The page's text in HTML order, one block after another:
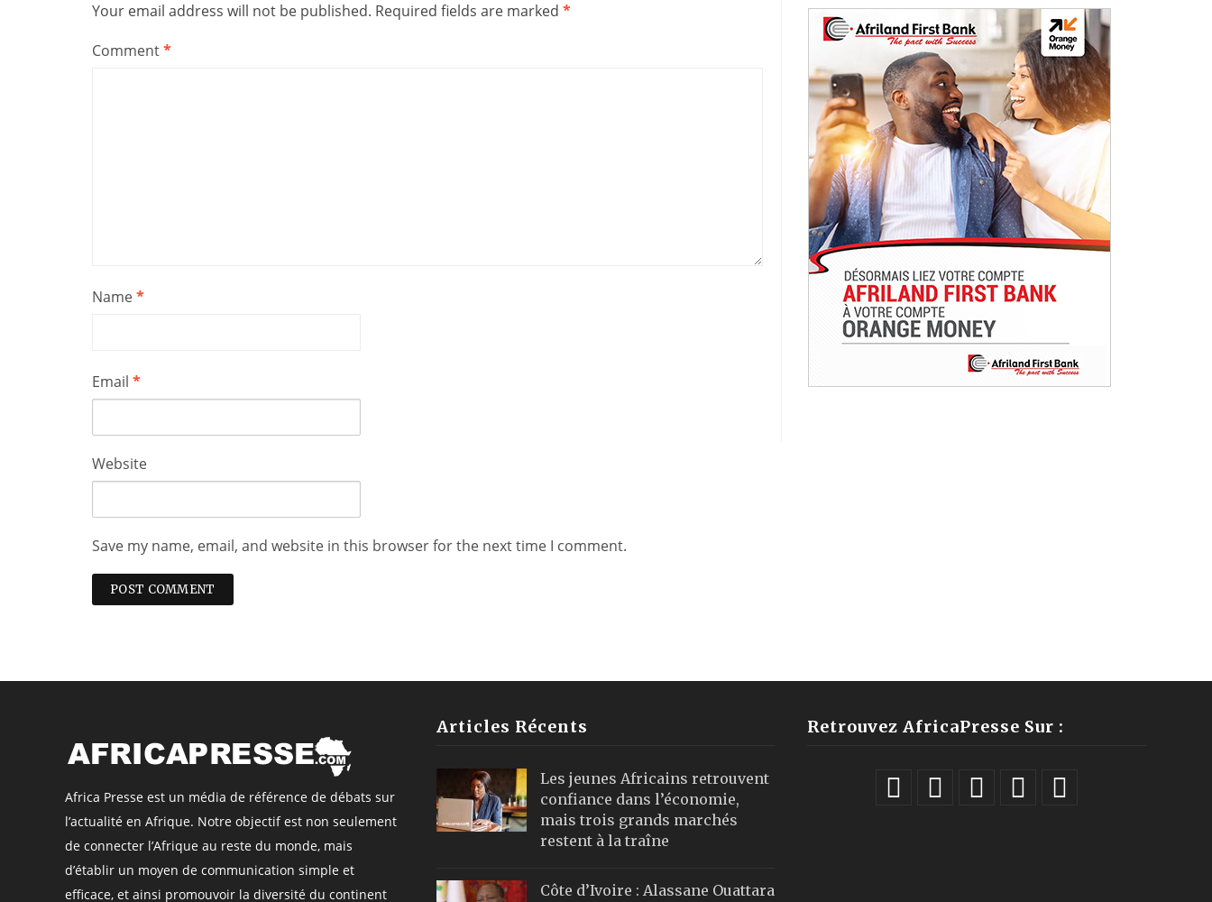
Your email address will not be published. Required fields are marked *
Comment*
Name*
Email *
Website
Save my name, email, and website in this browser for the next time I comment.
Africa Presse est un média de référence de débats sur
l’actualité en Afrique. Notre objectif est non seulement
de connecter l’Afrique au reste du monde, mais
d’établir un moyen de communication simple et
efficace, et ainsi promouvoir la diversité du continent
Articles Récents
Les jeunes Africains retrouvent
confiance dans l’économie,
mais trois grands marchés
restent à la traîne
Côte d’Ivoire : Alassane Ouattara
Retrouvez AfricaPresse Sur :